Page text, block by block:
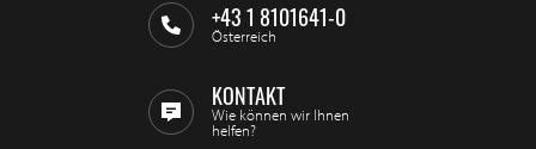
+43 1 8101641-0
Österreich
KONTAKT
Wie können wir Ihnen
helfen?